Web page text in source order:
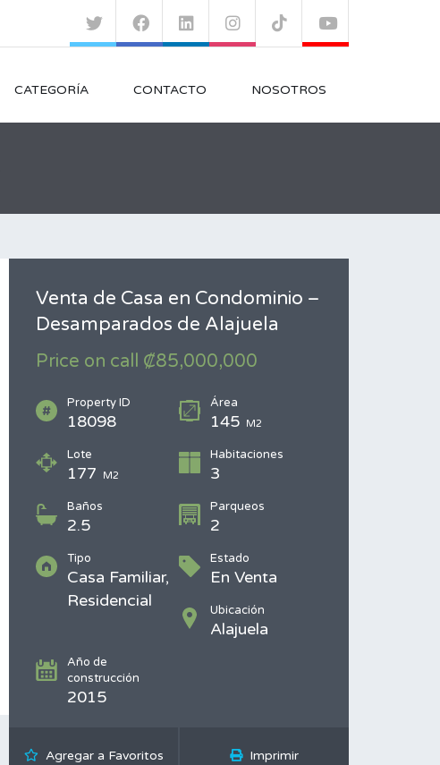
CATEGORÍA CONTACTO NOSOTROS
Venta de Casa en Condominio –
Desamparados de Alajuela
Price on call ₡85,000,000
Property ID
18098
Área
145 M2
Lote
177 M2
Habitaciones
3
Baños
2.5
Parqueos
2
Tipo
Casa Familiar,
Residencial
Estado
En Venta
Ubicación
Alajuela
Año de
construcción
2015
Agregar a Favoritos Imprimir